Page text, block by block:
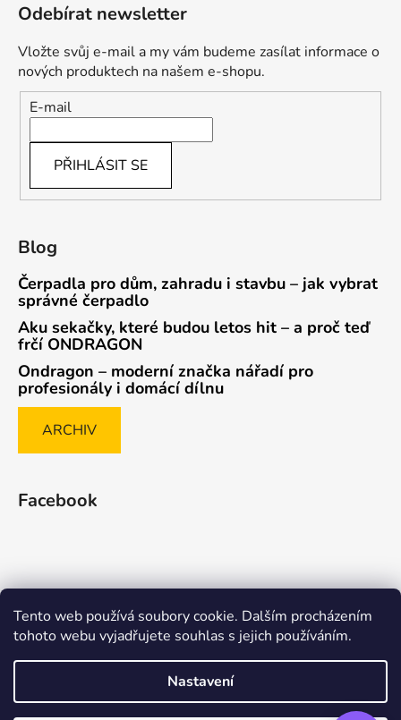
Tento web používá soubory cookie. Dalším procházením
tohoto webu vyjadřujete souhlas s jejich používáním.
Nastavení
Odebírat newsletter
Vložte svůj e-mail a my vám budeme zasílat informace o
nových produktech na našem e-shopu.
E-mail
PŘIHLÁSIT SE
Blog
Čerpadla pro dům, zahradu i stavbu – jak vybrat
správné čerpadlo
Aku sekačky, které budou letos hit – a proč teď
frčí ONDRAGON
Ondragon – moderní značka nářadí pro
profesionály i domácí dílnu
ARCHIV
Facebook
Způsob ověřování recenzí